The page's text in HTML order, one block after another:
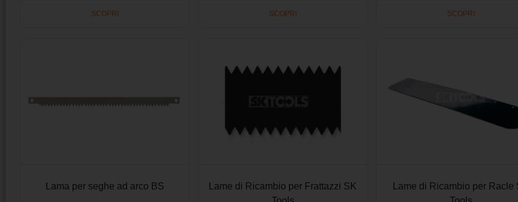
SCOPRI SCOPRI SCOPRI
Lama per seghe ad arco BS
Lame di Ricambio per Frattazzi SK
Lame di Ricambio per Racle